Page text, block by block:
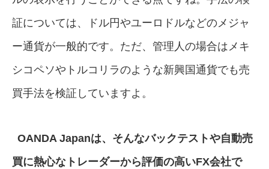
証については、ドル円やユーロドルなどのメジャ
ー通貨が一般的です。ただ、管理人の場合はメキ
シコペソやトルコリラのような新興国通貨でも売
買手法を検証していますよ。
OANDA Japanは、そんなバックテストや自動売
買に熱心なトレーダーから評価の高いFX会社で